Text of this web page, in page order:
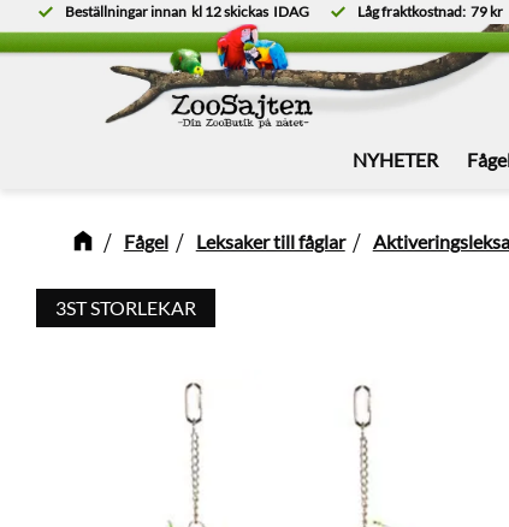
Beställningar innan kl 12skickas IDAG Låg fraktkostnad: 79 kr
NYHETER
Fågel Leksaker till fåglar
3ST STORLEKAR